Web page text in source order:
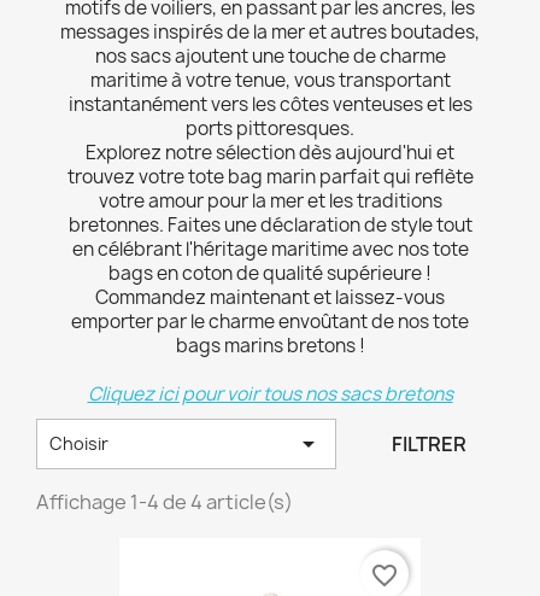
motifs de voiliers, en passant par les ancres, les
messages inspirés de la mer et autres boutades,
nos sacs ajoutent une touche de charme
maritime à votre tenue, vous transportant
instantanément vers les côtes venteuses et les
ports pittoresques.
Explorez notre sélection dès aujourd'hui et
trouvez votre tote bag marin parfait qui reflète
votre amour pour la mer et les traditions
bretonnes. Faites une déclaration de style tout
en célébrant l'héritage maritime avec nos tote
bags en coton de qualité supérieure !
Commandez maintenant et laissez-vous
emporter par le charme envoûtant de nos tote
bags marins bretons !
Cliquez ici pour voir tous nos sacs bretons
Choisir  FILTRER
Affichage 1-4 de 4 article(s)
favorite_border